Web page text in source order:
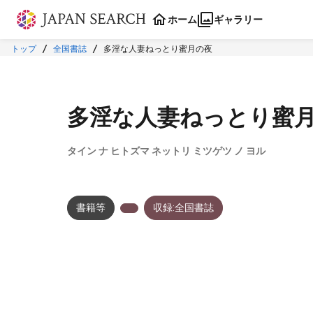
本文に飛ぶ
ホーム ギャラリー
トップ 全国書誌 多淫な人妻ねっとり蜜月の夜
多淫な人妻ねっとり蜜
タイン ナ ヒトズマ ネットリ ミツゲツ ノ ヨル
書籍等 収録:全国書誌